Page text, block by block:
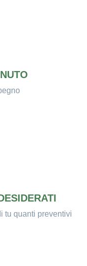
tu quanti preventivi